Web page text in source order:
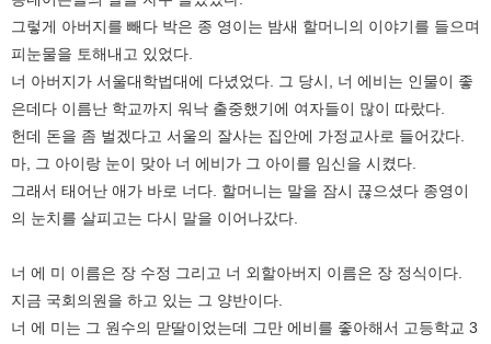
그렇게 아버지를 빼다 박은 종 영이는 밤새 할머니의 이야기를 들으며
피눈물을 토해내고 있었다.
너 아버지가 서울대학법대에 다녔었다. 그 당시, 너 에비는 인물이 좋
은데다 이름난 학교까지 워낙 출중했기에 여자들이 많이 따랐다.
헌데 돈을 좀 벌겠다고 서울의 잘사는 집안에 가정교사로 들어갔다.
마, 그 아이랑 눈이 맞아 너 에비가 그 아이를 임신을 시켰다.
그래서 태어난 애가 바로 너다. 할머니는 말을 잠시 끊으셨다 종영이
의 눈치를 살피고는 다시 말을 이어나갔다.
너 에 미 이름은 장 수정 그리고 너 외할아버지 이름은 장 정식이다.
지금 국회의원을 하고 있는 그 양반이다.
너 에 미는 그 원수의 맏딸이었는데 그만 에비를 좋아해서 고등학교 3